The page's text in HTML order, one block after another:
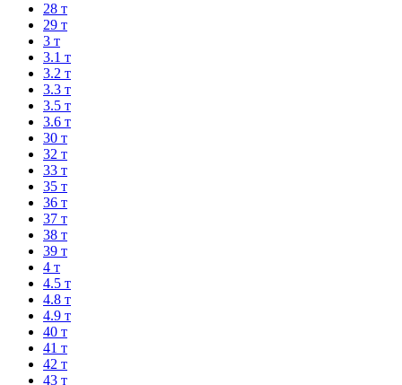
28 т
29 т
3 т
3.1 т
3.2 т
3.3 т
3.5 т
3.6 т
30 т
32 т
33 т
35 т
36 т
37 т
38 т
39 т
4 т
4.5 т
4.8 т
4.9 т
40 т
41 т
42 т
43 т